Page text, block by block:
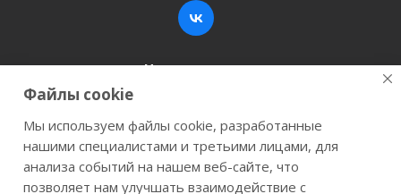
Наши контакты
+7 (846) 200-05-15
г. Самара, ул. Заводское шоссе, 17
Файлы cookie
Мы используем файлы cookie, разработанные
нашими специалистами и третьими лицами, для
анализа событий на нашем веб-сайте, что
позволяет нам улучшать взаимодействие с